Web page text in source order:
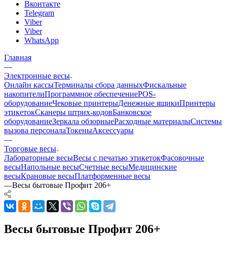
Вконтакте
Telegram
Viber
Viber
WhatsApp
Главная
—
Электронные весы
Онлайн кассыТерминалы сбора данныхФискальные
накопителиПрограммное обеспечениеPOS-
оборудованиеЧековые принтерыДенежные ящикиПринтеры
этикетокСканеры штрих-кодовБанковское
оборудованиеЗеркала обзорныеРасходные материалыСистемы
вызова персоналаТокеныАксессуары
—
Торговые весы
Лабораторные весыВесы с печатью этикетокФасовочные
весыНапольные весыСчетные весыМедицинские
весыКрановые весыПлатформенные весы
—Весы бытовые Профит 206+
Весы бытовые Профит 206+